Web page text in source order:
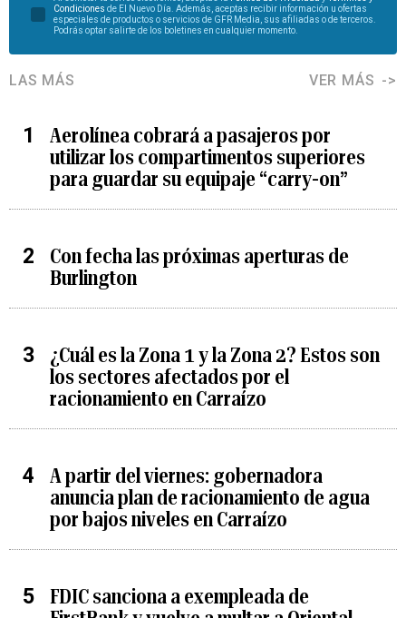
Condiciones de El Nuevo Día. Además, aceptas recibir información u ofertas
especiales de productos o servicios de GFR Media, sus afiliadas o de terceros.
Podrás optar salirte de los boletines en cualquier momento.
LAS MÁS VER MÁS
Aerolínea cobrará a pasajeros por
utilizar los compartimentos superiores
para guardar su equipaje “carry-on”
Con fecha las próximas aperturas de
Burlington
¿Cuál es la Zona 1 y la Zona 2? Estos son
los sectores afectados por el
racionamiento en Carraízo
A partir del viernes: gobernadora
anuncia plan de racionamiento de agua
por bajos niveles en Carraízo
FDIC sanciona a exempleada de